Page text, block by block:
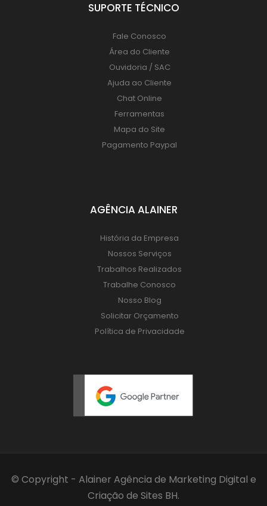
SUPORTE TÉCNICO
Fale Conosco
Área do Cliente
Ouvidoria / SAC
Ajuda ao Cliente
Chat Online
Ferramentas
Mapa do Site
Pagamento Paypal
AGÊNCIA ALAINER
História da Empresa
Nossos Serviços
Trabalhos Realizados
Trabalhe Conosco
Nosso Blog
Solicitar Orçamento
Política de Privacidade
© Copyright - Alainer Agência de Marketing Digital e
Criação de Sites BH.